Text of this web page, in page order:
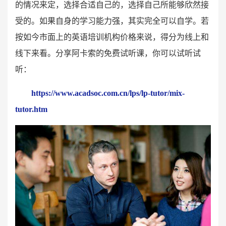
的情况来定，选择合适自己的，选择自己所能够欣然接
受的。如果自身的学习能力强，其实完全可以自学。若
按如今市面上的英语培训机构价格来说，得分为线上和
线下来看。分享阿卡索的免费试听课，你可以试听试
听：
https://www.acadsoc.com.cn/lps/lp-tutor/mix-
tutor.htm